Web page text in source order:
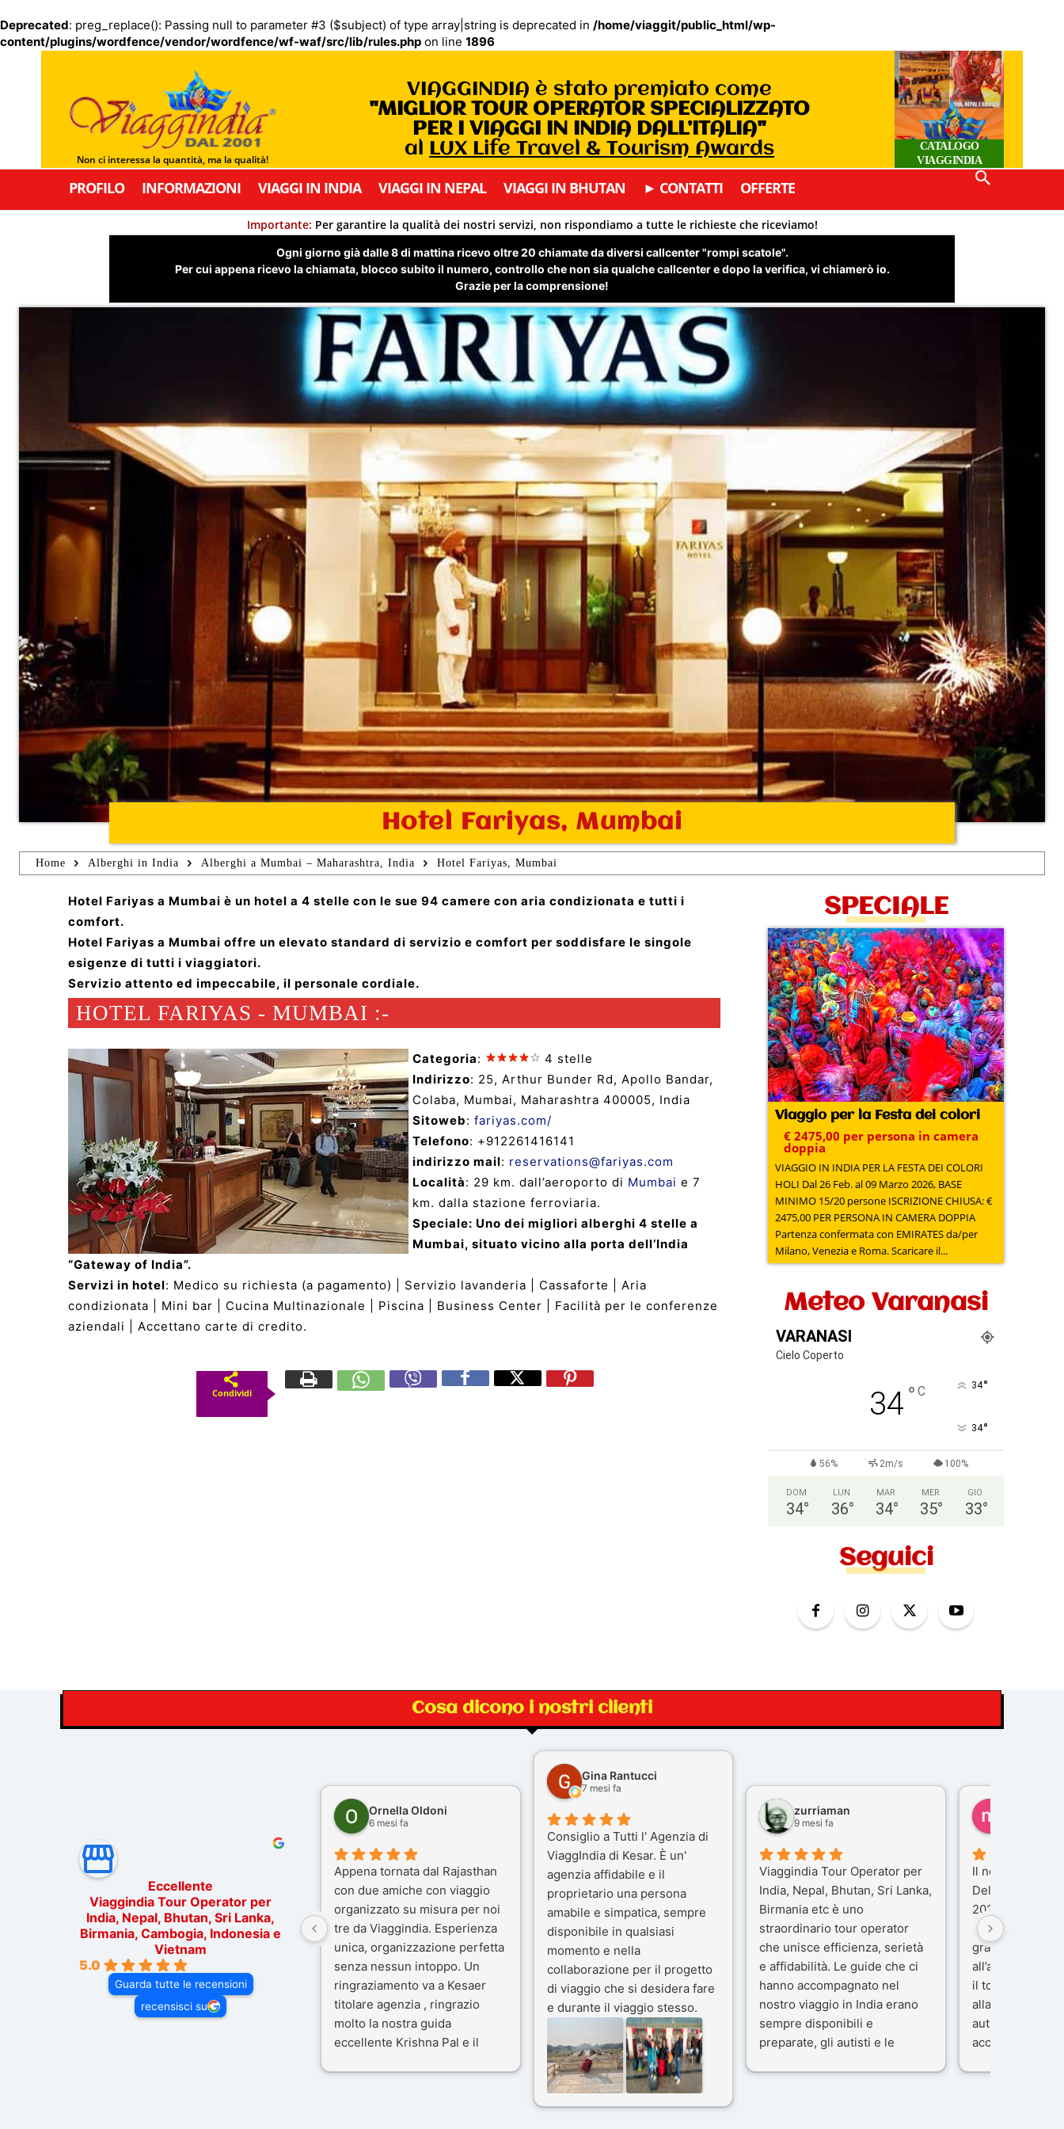
Deprecated: preg_replace(): Passing null to parameter #3 ($subject) of type array|string is deprecated in /home/viaggit/public_html/wp-
content/plugins/wordfence/vendor/wordfence/wf-waf/src/lib/rules.php on line 1896
Non ci interessa la quantità, ma la qualità!
VIAGGINDIA è stato premiato come
"MIGLIOR TOUR OPERATOR SPECIALIZZATO
PER I VIAGGI IN INDIA DALL’ITALIA"
al LUX Life Travel & Tourism Awards
CATALOGO
VIAGGINDIA
PROFILO INFORMAZIONI VIAGGI IN INDIA VIAGGI IN NEPAL VIAGGI IN BHUTAN ► CONTATTI OFFERTE
Importante: Per garantire la qualità dei nostri servizi, non rispondiamo a tutte le richieste che riceviamo!
Ogni giorno già dalle 8 di mattina ricevo oltre 20 chiamate da diversi callcenter "rompi scatole".
Per cui appena ricevo la chiamata, blocco subito il numero, controllo che non sia qualche callcenter e dopo la verifica, vi chiamerò io.
Grazie per la comprensione!
Hotel Fariyas, Mumbai
Home Alberghi in India Alberghi a Mumbai – Maharashtra, India Hotel Fariyas, Mumbai
Hotel Fariyas a Mumbai è un hotel a 4 stelle con le sue 94 camere con aria condizionata e tutti i
comfort.
Hotel Fariyas a Mumbai offre un elevato standard di servizio e comfort per soddisfare le singole
esigenze di tutti i viaggiatori.
Servizio attento ed impeccabile, il personale cordiale.
HOTEL FARIYAS - MUMBAI :-
Categoria:
4 stelle
Indirizzo: 25, Arthur Bunder Rd, Apollo Bandar,
Colaba, Mumbai, Maharashtra 400005, India
Sitoweb: fariyas.com/
Telefono: +912261416141
indirizzo mail: reservations@fariyas.com
Località: 29 km. dall’aeroporto di Mumbai e 7
km. dalla stazione ferroviaria.
Speciale: Uno dei migliori alberghi 4 stelle a
Mumbai, situato vicino alla porta dell’India
“Gateway of India”.
Servizi in hotel: Medico su richiesta (a pagamento) | Servizio lavanderia | Cassaforte | Aria
condizionata | Mini bar | Cucina Multinazionale | Piscina | Business Center | Facilità per le conferenze
aziendali | Accettano carte di credito.
Condividi
SPECIALE
Viaggio per la Festa dei colori
€ 2475,00 per persona in camera
doppia
VIAGGIO IN INDIA PER LA FESTA DEI COLORI
HOLI Dal 26 Feb. al 09 Marzo 2026, BASE
MINIMO 15/20 persone ISCRIZIONE CHIUSA: €
2475,00 PER PERSONA IN CAMERA DOPPIA
Partenza confermata con EMIRATES da/per
Milano, Venezia e Roma. Scaricare il...
Meteo Varanasi
VARANASI
Cielo Coperto
34 ° C 34°
34°
56% 2m/s 100%
DOM
34°
LUN
36°
MAR
34°
MER
35°
GIO
33°
Seguici
Cosa dicono i nostri clienti
Eccellente
Viaggindia Tour Operator per
India, Nepal, Bhutan, Sri Lanka,
Birmania, Cambogia, Indonesia e
Vietnam
5.0
Guarda tutte le recensioni
recensisci su
Ornella Oldoni
6 mesi fa
Appena tornata dal Rajasthan
con due amiche con viaggio
organizzato su misura per noi
tre da Viaggindia. Esperienza
unica, organizzazione perfetta
senza nessun intoppo. Un
ringraziamento va a Kesaer
titolare agenzia , ringrazio
molto la nostra guida
eccellente Krishna Pal e il
Gina Rantucci
7 mesi fa
Consiglio a Tutti l' Agenzia di
ViaggIndia di Kesar. È un'
agenzia affidabile e il
proprietario una persona
amabile e simpatica, sempre
disponibile in qualsiasi
momento e nella
collaborazione per il progetto
di viaggio che si desidera fare
e durante il viaggio stesso.
Siamo stati 3 settimane in
India a novembre 2025, 5
amici e il viaggio alla scoperta
del Rajasthan e Varanasi è
stato bellissimo: grazie alla
zurriaman
9 mesi fa
Viaggindia Tour Operator per
India, Nepal, Bhutan, Sri Lanka,
Birmania etc è uno
straordinario tour operator
che unisce efficienza, serietà
e affidabilità. Le guide che ci
hanno accompagnato nel
nostro viaggio in India erano
sempre disponibili e
preparate, gli autisti e le
Il nostro
Delhi e
2025), è stata
che porteremo
gran parte del
all’agenzia che
il tour con cura
alla nostra
autista che ci
accompagnati